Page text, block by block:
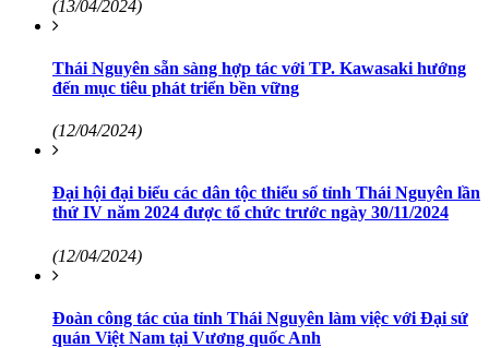
(13/04/2024)
Thái Nguyên sẵn sàng hợp tác với TP. Kawasaki hướng
đến mục tiêu phát triển bền vững
(12/04/2024)
Đại hội đại biểu các dân tộc thiểu số tỉnh Thái Nguyên lần
thứ IV năm 2024 được tổ chức trước ngày 30/11/2024
(12/04/2024)
Đoàn công tác của tỉnh Thái Nguyên làm việc với Đại sứ
quán Việt Nam tại Vương quốc Anh